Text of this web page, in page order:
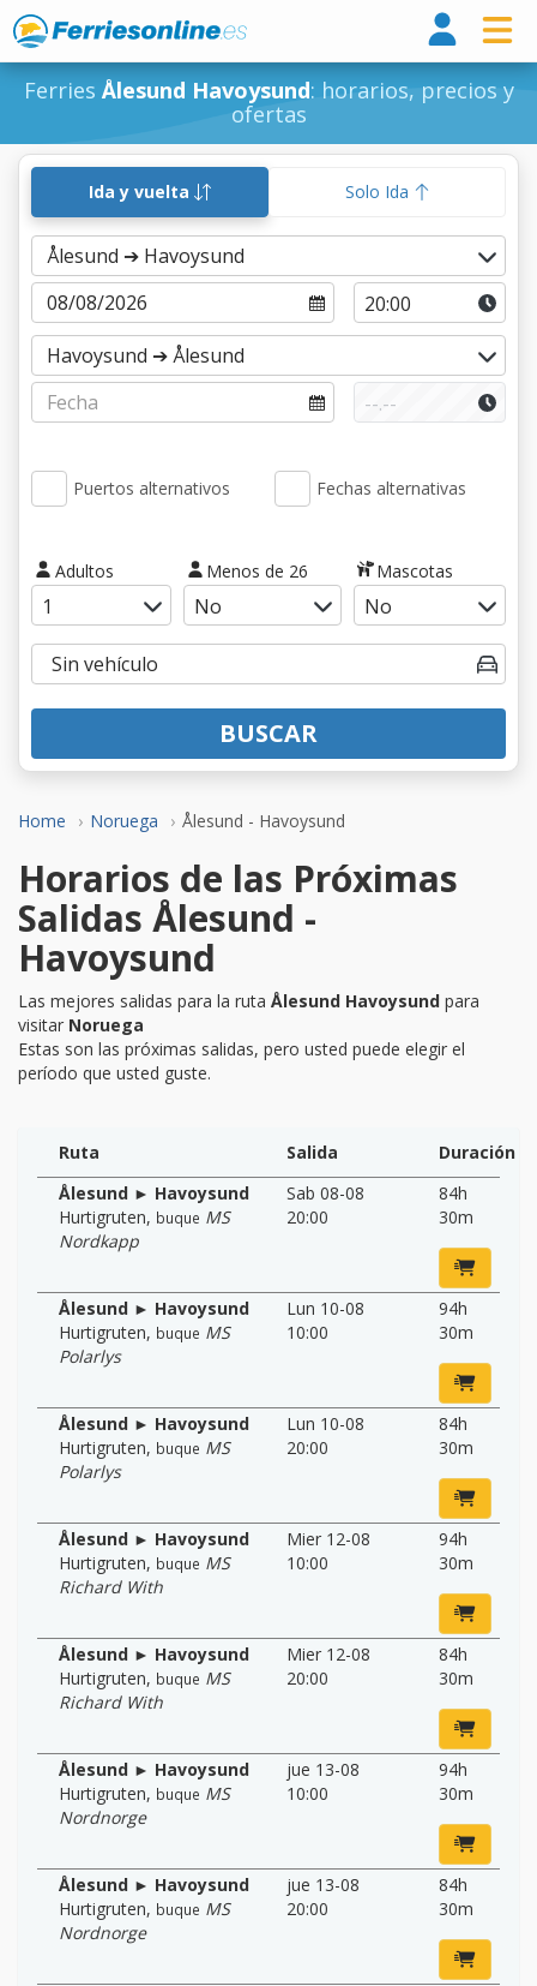
Ferries Ålesund Havoysund: horarios, precios y
ofertas
Home Noruega Ålesund - Havoysund
Ida y vuelta Solo Ida
Puertos alternativos Fechas alternativas
Adultos Menos de 26 Mascotas
BUSCAR
Horarios de las Próximas
Salidas Ålesund -
Havoysund
Las mejores salidas para la ruta Ålesund Havoysund para
visitar Noruega
Estas son las próximas salidas, pero usted puede elegir el
período que usted guste.
Ruta Salida
Duración
Ålesund ► Havoysund
Hurtigruten, buque MS
Nordkapp
Sab 08-08
20:00
84h
30m
Ålesund ► Havoysund
Hurtigruten, buque MS
Polarlys
Lun 10-08
10:00
94h
30m
Ålesund ► Havoysund
Hurtigruten, buque MS
Polarlys
Lun 10-08
20:00
84h
30m
Ålesund ► Havoysund
Hurtigruten, buque MS
Richard With
Mier 12-08
10:00
94h
30m
Ålesund ► Havoysund
Hurtigruten, buque MS
Richard With
Mier 12-08
20:00
84h
30m
Ålesund ► Havoysund
Hurtigruten, buque MS
Nordnorge
jue 13-08
10:00
94h
30m
Ålesund ► Havoysund
Hurtigruten, buque MS
Nordnorge
jue 13-08
20:00
84h
30m